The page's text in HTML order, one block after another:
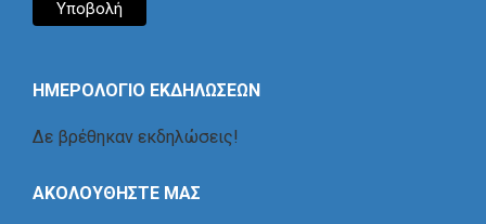
ΗΜΕΡΟΛΟΓΙΟ ΕΚΔΗΛΩΣΕΩΝ
Δε βρέθηκαν εκδηλώσεις!
ΑΚΟΛΟΥΘΗΣΤΕ ΜΑΣ